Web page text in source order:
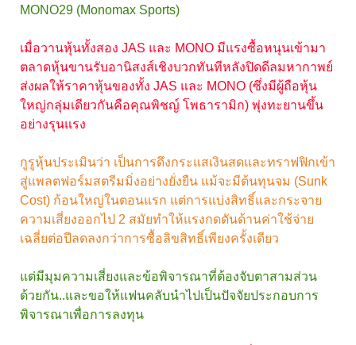
MONO29 (Monomax Sports)
เมื่อวานหุ้นทั้งสอง JAS และ MONO มีแรงซื้อหนุนเข้ามา
ตลาดหุ้นขานรับอานิสงส์เชิงบวกทันทีหลังปิดดีลมหากาพย์
ส่งผลให้ราคาหุ้นของทั้ง JAS และ MONO (ซึ่งมีผู้ถือหุ้น
ใหญ่กลุ่มเดียวกันคือคุณพิชญ์ โพธารามิก) พุ่งทะยานขึ้น
อย่างรุนแรง
กูรูหุ้นประเมินว่า เป็นการดึงกระแสเงินสดและทราฟฟิกเข้า
สู่แพลตฟอร์มสตรีมมิ่งอย่างยั่งยืน แม้จะมีต้นทุนจม (Sunk
Cost) ก้อนใหญ่ในตอนแรก แต่การแบ่งสิทธิ์และกระจาย
ความเสี่ยงออกไป 2 สมัยทำให้แรงกดดันด้านค่าใช้จ่าย
เฉลี่ยต่อปีลดลงกว่าการซื้อลิขสิทธิ์เพียงครั้งเดียว
แต่มีมุมความเสี่ยงและข้อพิจารณาที่ต้องจับตาสามส่วน
ด้วยกัน..และขอให้แฟนคลับนำไปเป็นปัจจัยประกอบการ
พิจารณาเพื่อการลงทุน